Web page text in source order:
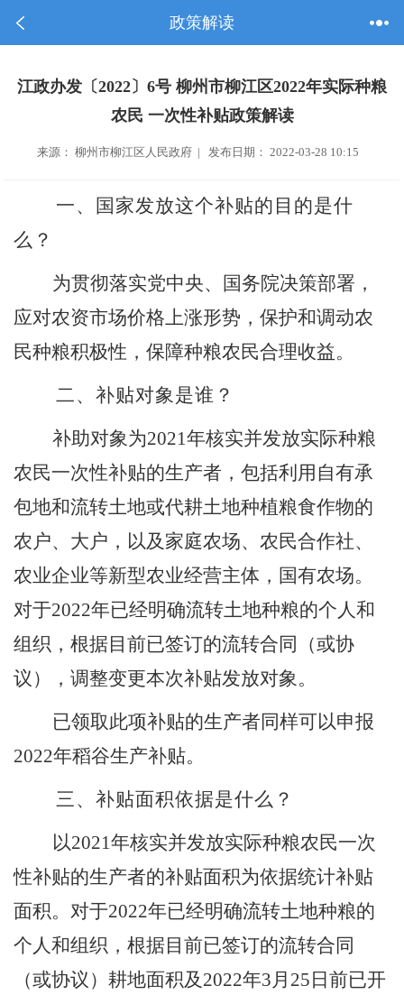
政策解读
江政办发〔2022〕6号 柳州市柳江区2022年实际种粮
农民 一次性补贴政策解读
来源： 柳州市柳江区人民政府 | 发布日期： 2022-03-28 10:15
一、
国家发放这个补贴的目的是什
么？
为贯彻落实党中央、国务院决策部署，
应对农资市场价格上涨形势，保护和调动农
民种粮积极性，保障种粮农民合理收益。
二、补贴对象是谁？
补助对象为2021年核实并发放实际种粮
农民一次性补贴的生产者，包括利用自有承
包地和流转土地或代耕土地种植粮食作物的
农户、大户，以及家庭农场、农民合作社、
农业企业等新型农业经营主体，国有农场。
对于2022年已经明确流转土地种粮的个人和
组织，根据目前已签订的流转合同（或协
议），调整变更本次补贴发放对象。
已领取此项补贴的生产者同样可以申报
2022年稻谷生产补贴。
三、 补贴面积依据是什么 ？
以2021年核实并发放实际种粮农民一次
性补贴的生产者的补贴面积为依据统计补贴
面积。对于2022年已经明确流转土地种粮的
个人和组织，根据目前已签订的流转合同
（或协议）耕地面积及 2022年3月 25 日前已开